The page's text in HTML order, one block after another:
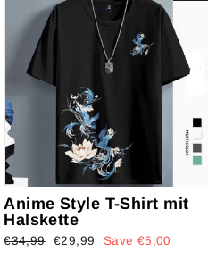
Anime Style T-Shirt mit
Halskette
Regular
€34,99
Sale
€29,99 Save €5,00